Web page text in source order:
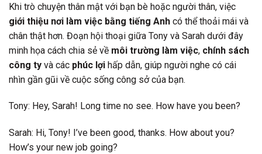
Khi trò chuyện thân mật với bạn bè hoặc người thân, việc
giới thiệu nơi làm việc bằng tiếng Anh có thể thoải mái và
chân thật hơn. Đoạn hội thoại giữa Tony và Sarah dưới đây
minh họa cách chia sẻ về môi trường làm việc, chính sách
công ty và các phúc lợi hấp dẫn, giúp người nghe có cái
nhìn gần gũi về cuộc sống công sở của bạn.
Tony: Hey, Sarah! Long time no see. How have you been?
Sarah: Hi, Tony! I’ve been good, thanks. How about you?
How’s your new job going?